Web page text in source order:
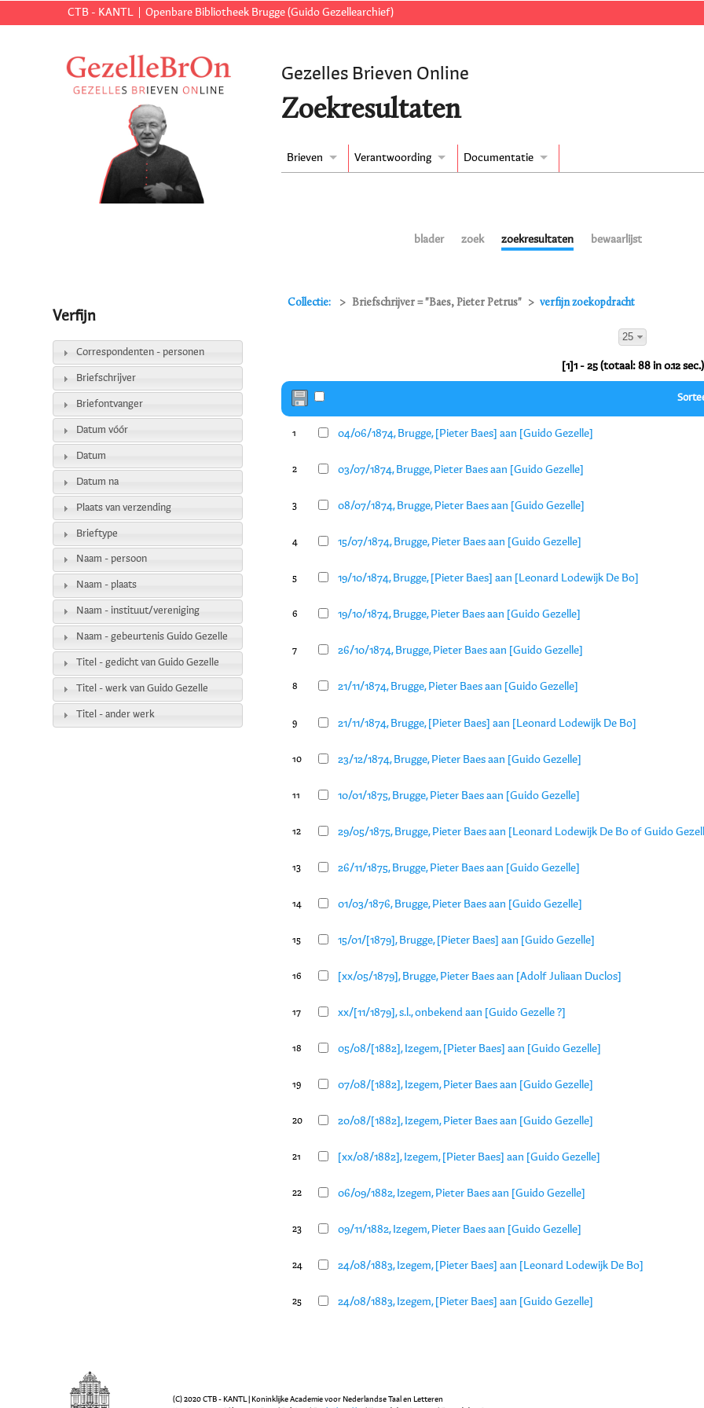
CTB - KANTL Openbare Bibliotheek Brugge (Guido Gezellearchief)
Gezelles Brieven Online
Zoekresultaten
Brieven Verantwoording Documentatie
blader zoek zoekresultaten bewaarlijst
Collectie: Briefschrijver = "Baes, Pieter Petrus" verfijn zoekopdracht
25
[1]1 - 25 (totaal: 88 in 0.12 sec.)
1 04/06/1874, Brugge, [Pieter Baes] aan [Guido Gezelle]
2 03/07/1874, Brugge, Pieter Baes aan [Guido Gezelle]
3 08/07/1874, Brugge, Pieter Baes aan [Guido Gezelle]
4 15/07/1874, Brugge, Pieter Baes aan [Guido Gezelle]
5 19/10/1874, Brugge, [Pieter Baes] aan [Leonard Lodewijk De Bo]
6 19/10/1874, Brugge, Pieter Baes aan [Guido Gezelle]
7 26/10/1874, Brugge, Pieter Baes aan [Guido Gezelle]
8 21/11/1874, Brugge, Pieter Baes aan [Guido Gezelle]
9 21/11/1874, Brugge, [Pieter Baes] aan [Leonard Lodewijk De Bo]
10 23/12/1874, Brugge, Pieter Baes aan [Guido Gezelle]
11 10/01/1875, Brugge, Pieter Baes aan [Guido Gezelle]
12 29/05/1875, Brugge, Pieter Baes aan [Leonard Lodewijk De Bo of Guido
13 26/11/1875, Brugge, Pieter Baes aan [Guido Gezelle]
14 01/03/1876, Brugge, Pieter Baes aan [Guido Gezelle]
15 15/01/[1879], Brugge, [Pieter Baes] aan [Guido Gezelle]
16 [xx/05/1879], Brugge, Pieter Baes aan [Adolf Juliaan Duclos]
17 xx/[11/1879], s.l., onbekend aan [Guido Gezelle ?]
18 05/08/[1882], Izegem, [Pieter Baes] aan [Guido Gezelle]
19 07/08/[1882], Izegem, Pieter Baes aan [Guido Gezelle]
20 20/08/[1882], Izegem, Pieter Baes aan [Guido Gezelle]
21 [xx/08/1882], Izegem, [Pieter Baes] aan [Guido Gezelle]
22 06/09/1882, Izegem, Pieter Baes aan [Guido Gezelle]
23 09/11/1882, Izegem, Pieter Baes aan [Guido Gezelle]
24 24/08/1883, Izegem, [Pieter Baes] aan [Leonard Lodewijk De Bo]
25 24/08/1883, Izegem, [Pieter Baes] aan [Guido Gezelle]
Verfijn
Correspondenten - personen
Briefschrijver
Briefontvanger
Datum vóór
Datum
Datum na
Plaats van verzending
Brieftype
Naam - persoon
Naam - plaats
Naam - instituut/vereniging
Naam - gebeurtenis Guido Gezelle
Titel - gedicht van Guido Gezelle
Titel - werk van Guido Gezelle
Titel - ander werk
(C) 2020 CTB - KANTL | Koninklijke Academie voor Nederlandse Taal en Letteren